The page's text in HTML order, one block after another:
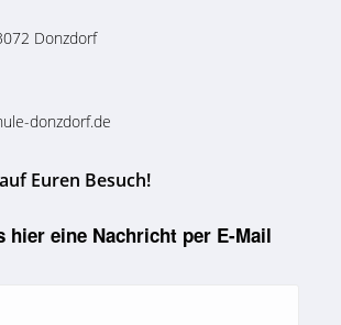
Donzdorf
donzdorf.de
Euren Besuch!
hier eine Nachricht per E-Mail